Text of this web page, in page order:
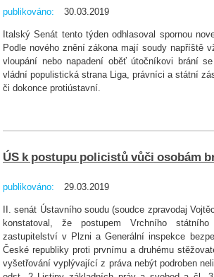
publikováno: 30.03.2019
Italský Senát tento týden odhlasoval spornou
Podle nového znění zákona mají soudy napříště
vloupání nebo napadení oběť útočníkovi brání
vládní populistická strana Liga, právníci a státní
či dokonce protiústavní.
ÚS k postupu policistů vůči osobám
publikováno: 29.03.2019
II. senát Ústavního soudu (soudce zpravodaj
konstatoval, že postupem Vrchního
zastupitelství v Plzni a Generální inspekce
České republiky proti prvnímu a druhému
vyšetřování vyplývající z práva nebýt podroben